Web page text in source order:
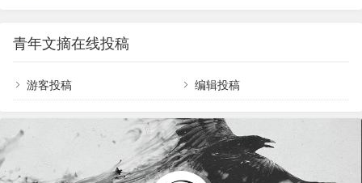
了。美中不足，是少了点仪式感，第一次开店，就
像头婚，排面也很重要。店在金楠天街D馆二楼，视
野开阔，穿堂风凉爽；街对面，天街A、B、C馆人
头攒动，到处都是闲逛的人民币。这家店，老吴开
多万，“好好干，你也行。”后来，陈爽才明白，…
青年文摘在线投稿
游客投稿 编辑投稿